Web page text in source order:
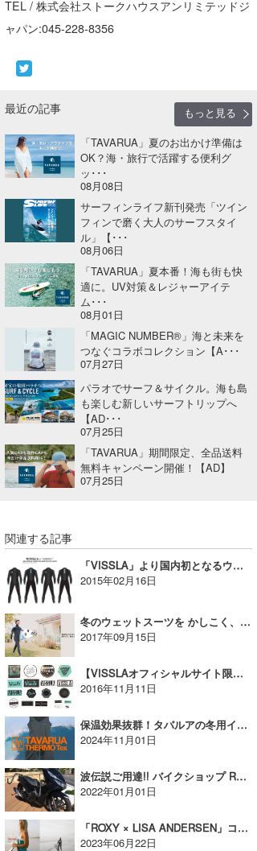
TEL / 株式会社ストークハウスアンリミテッドジ
ャパン:045-228-8356
最近の記事
もっと見る
「TAVARUA」夏のお出かけ準備は
OK？海・旅行で活躍する便利グ
ッ･･･
08月08日
サーフィンライフ新刊発売「ツイン
フィンで磨く大人のサーフスタイ
ル」【･･･
08月06日
「TAVARUA」夏本番！海も街も快
適に。UV対策＆レジャーアイテ
ム･･･
08月01日
「MAGIC NUMBER®」海と未来を
つなぐコラボコレクション【A･･･
07月27日
パラオでサーフ＆サイクル。海も島
も楽しむ新しいサーフトリップへ
【AD･･･
07月25日
「TAVARUA」期間限定、全品送料
無料キャンペーン開催！【AD】
07月25日
関連する記事
「VISSLA」より国内初となるウェットスーツリリース
2015年02月16日
冬のウェットスーツを かしこく、お得に選ぶ方法【広告】
2017年09月15日
【VISSLAオフィシャルサイト限定企画】ステッカープレゼント実施中！【広告】
2016年11月11日
保温効果抜群！タバルアの冬用インナーウェア【AD】
2024年11月01日
波伝説ご用達!! バイクショップ RS South【AD】
2022年01月01日
「ROXY × LISA ANDERSEN」コラボレーション、6/22ローンチ！【AD】
2023年06月22日